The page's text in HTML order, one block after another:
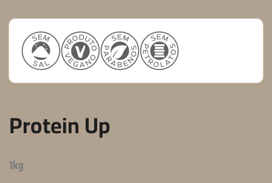
Protein Up
1kg